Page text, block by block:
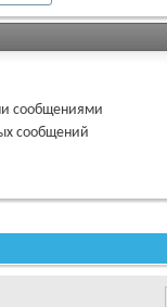
сообщениями
сообщений